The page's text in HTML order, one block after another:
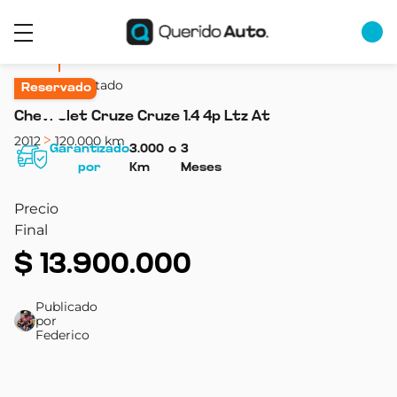
Volver al listado
Chevrolet Cruze Cruze 1.4 4p Ltz At
2012 120.000 km
Reservado
Garantizado
por
3.000
Km
o 3
Meses
Precio
Final
$ 13.900.000
Publicado
por
Federico